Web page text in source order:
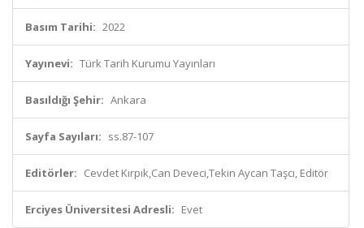
Basım Tarihi: 2022
Yayınevi: Türk Tarih Kurumu Yayınları
Basıldığı Şehir: Ankara
Sayfa Sayıları: ss.87-107
Editörler: Cevdet Kırpık,Can Deveci,Tekin Aycan Taşcı, Editör
Erciyes Üniversitesi Adresli: Evet